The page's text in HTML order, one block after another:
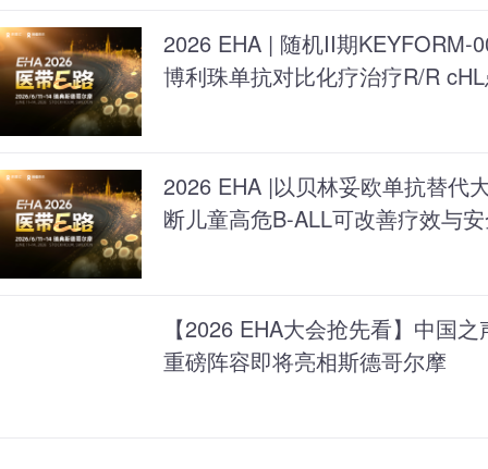
2026 EHA | 随机II期KEYFORM-
博利珠单抗对比化疗治疗R/R
2026 EHA |以贝林妥欧单抗替代
断儿童高危B-ALL可改善疗效与
【2026 EHA大会抢先看】中国
重磅阵容即将亮相斯德哥尔摩